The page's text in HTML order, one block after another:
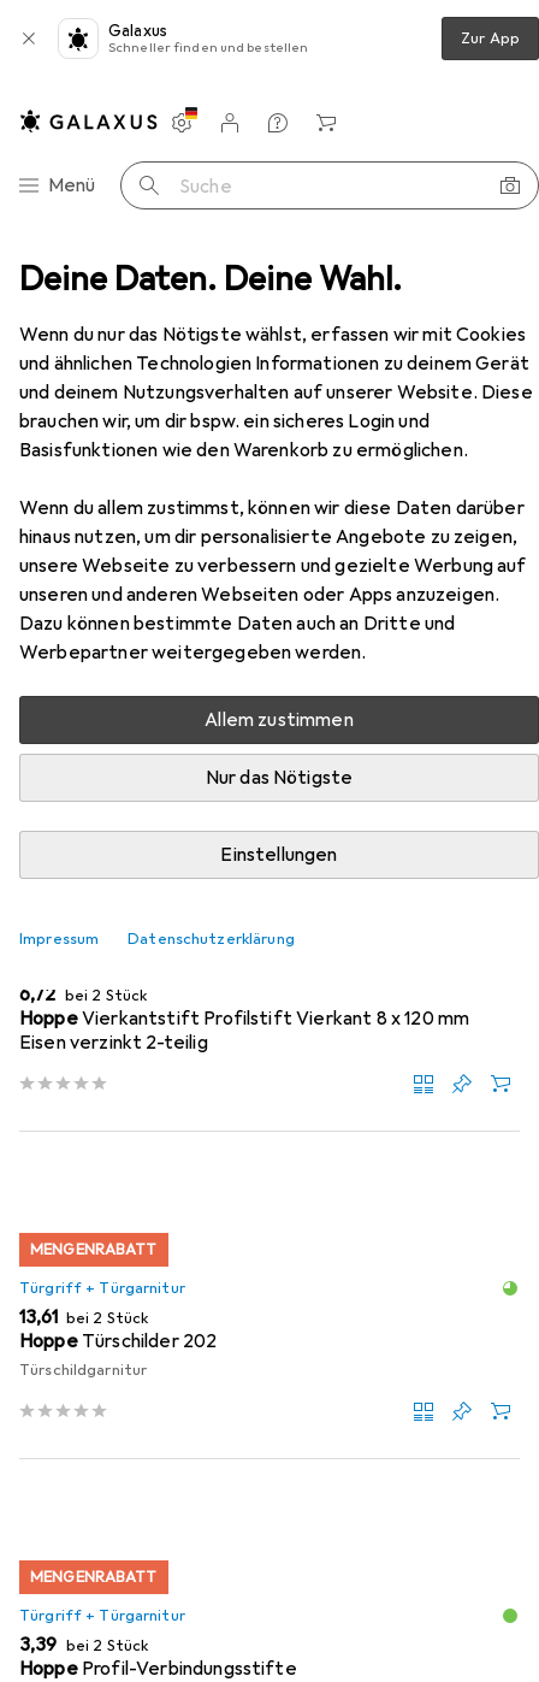
Deine Daten. Deine Wahl.
Wenn du nur das Nötigste wählst, erfassen wir mit Cookies
und ähnlichen Technologien Informationen zu deinem Gerät
und deinem Nutzungsverhalten auf unserer Website. Diese
brauchen wir, um dir bspw. ein sicheres Login und
Basisfunktionen wie den Warenkorb zu ermöglichen.
Wenn du allem zustimmst, können wir diese Daten darüber
hinaus nutzen, um dir personalisierte Angebote zu zeigen,
unsere Webseite zu verbessern und gezielte Werbung auf
unseren und anderen Webseiten oder Apps anzuzeigen.
Dazu können bestimmte Daten auch an Dritte und
Werbepartner weitergegeben werden.
Allem zustimmen
Nur das Nötigste
Einstellungen
Impressum Datenschutzerklärung
Galaxus
Schneller finden und bestellen Zur App
Navigation nach Kategorien
Menü Suche
Einstellungen
Kundenkonto
Vergleichslisten
Merklisten
Warenkorb
Türgriff + Türgarnitur Hoppe Türdrücker 111F Zürich
Hoppe Türdrücker 111F Zürich
Türschildgarnitur
Zubehör für Hoppe Türdrücker
111F Zürich
Hier findest du passendes Zubehör zum Produkt Hoppe
Türdrücker 111F Zürich aus den Kategorien Zubehör
Türbeschlag und Türgriff + Türgarnitur.
Zubehör Türbeschlag
EUR
6,72 bei 2 Stück
HoppeVierkantstift Profilstift Vierkant 8 x 120 mm
Eisen verzinkt 2-teilig
MENGENRABATT
Türgriff + Türgarnitur
EUR
13,61 bei 2 Stück
Hoppe Türschilder 202
Türschildgarnitur
MENGENRABATT
Türgriff + Türgarnitur
EUR
3,39 bei 2 Stück
Hoppe Profil-Verbindungsstifte